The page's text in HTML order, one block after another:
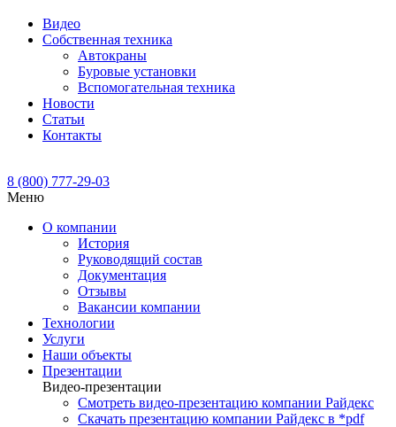
Видео
Собственная техника
Автокраны
Буровые установки
Вспомогательная техника
Новости
Статьи
Контакты
8 (800) 777-29-03
Меню
О компании
История
Руководящий состав
Документация
Отзывы
Вакансии компании
Технологии
Услуги
Наши объекты
Презентации
Видео-презентации
Смотреть видео-презентацию компании Райдекс
Скачать презентацию компании Райдекс в *pdf